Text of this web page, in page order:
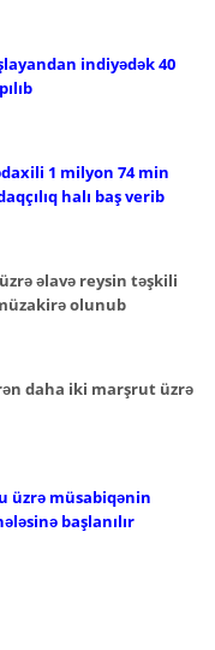
indiyədək 40
1 milyon 74 min
halı baş verib
əlavə reysin təşkili
olunub
daha iki marşrut üzrə
üzrə müsabiqənin
başlanılır